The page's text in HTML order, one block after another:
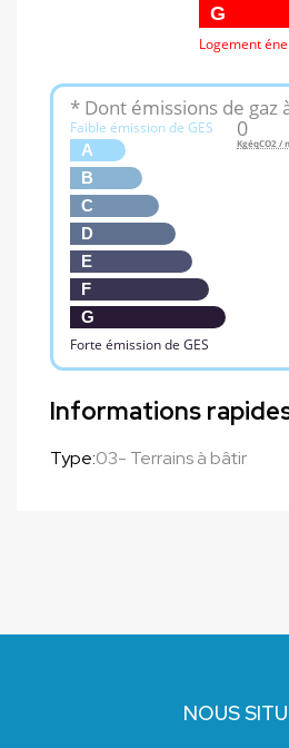
G
Logement
* Dont émissions de gaz
Faible émission de GES
A
B
C
D
E
F
G
Forte émission de GES
0
KgéqCO2 /
Informations
Type:03- Terrains à bâtir
NOUS